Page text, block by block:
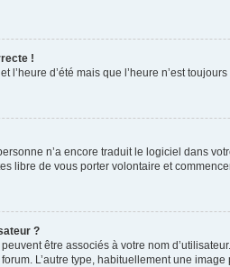
!
d’été mais que l’heure n’est
n’a encore traduit le logiciel dans
libre de vous porter volontaire et
?
être associés à votre nom
L’autre type, habituellement une